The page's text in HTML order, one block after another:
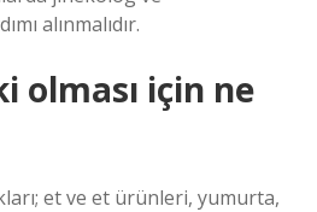
alınmalıdır.
olması için ne
et ve et ürünleri, yumurta,